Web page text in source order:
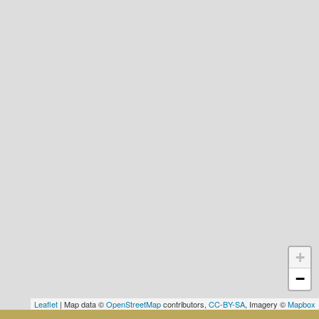
+
−
Leaflet | Map data ©OpenStreetMapcontributors, CC-BY-SA, Imagery ©Mapbox